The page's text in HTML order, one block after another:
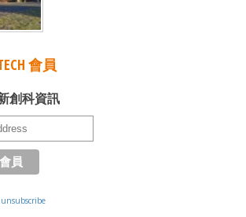
會員
創科資訊
unsubscribe